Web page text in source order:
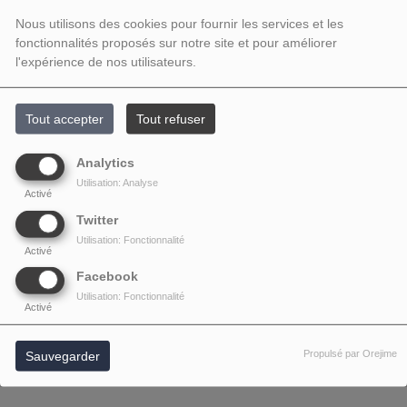
Nous utilisons des cookies pour fournir les services et les
fonctionnalités proposés sur notre site et pour améliorer
l'expérience de nos utilisateurs.
Tout accepter Tout refuser
Analytics
Activé
Utilisation: Analyse
Twitter
Activé
Utilisation: Fonctionnalité
Facebook
Activé
Utilisation: Fonctionnalité
Sauvegarder Propulsé par Orejime